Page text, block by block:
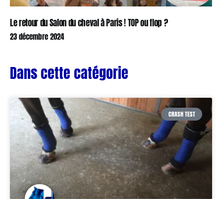
Le retour du Salon du cheval à Paris ! TOP ou flop ?
23 décembre 2024
Dans cette catégorie
CRASH TEST